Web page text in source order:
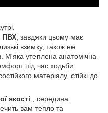
ПВХ , завдяки цьому має
взимку, також не
М'яка утеплена анатомічна
під час ходьби.
матеріалу, стійкі до
якості , середина
вам тепло та